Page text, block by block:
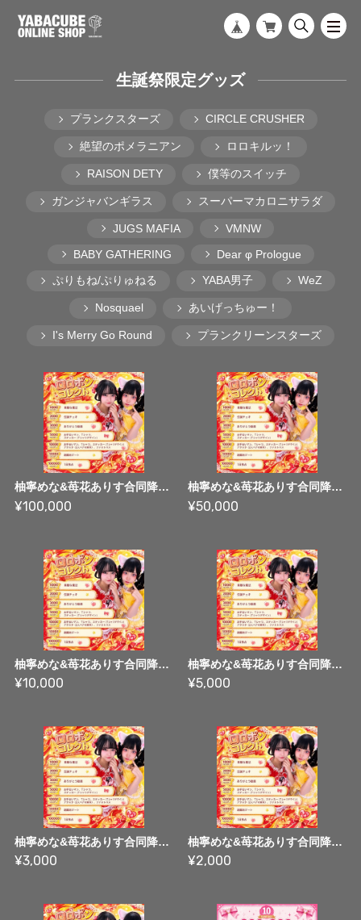
生誕祭限定グッズ
プランクスターズ CIRCLE CRUSHER
絶望のポメラニアン ロロキルッ！
RAISON DETY 僕等のスイッチ
ガンジャバンギラス スーパーマカロニサラダ
JUGS MAFIA
VMNW
BABY GATHERING
Dear φ Prologue
ぷりもね/ぷりゅねる
YABA男子 WeZ
Nosquael あいげっちゅー！
I's Merry Go Round プランクリーンスターズ
柚寧めな&苺花ありす合同降誕祭2026 ロロポンコレクト 100,000ロロポンコース
¥100,000
柚寧めな&苺花ありす合同降誕祭2026 ロロポンコレクト 50,000ロロポンコース
¥50,000
柚寧めな&苺花ありす合同降誕祭2026 ロロポンコレクト 10,000ロロポンコース
¥10,000
柚寧めな&苺花ありす合同降誕祭2026 ロロポンコレクト 5,000ロロポンコース
¥5,000
柚寧めな&苺花ありす合同降誕祭2026 ロロポンコレクト 3,000ロロポンコース
¥3,000
柚寧めな&苺花ありす合同降誕祭2026 ロロポンコレクト 2,000ロロポンコース
¥2,000